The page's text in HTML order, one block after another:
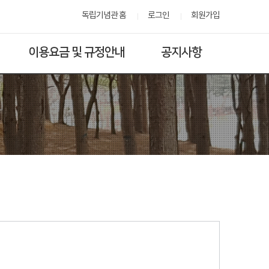
독립기념관 홈 로그인 회원가입
이용요금 및 규정안내 공지사항